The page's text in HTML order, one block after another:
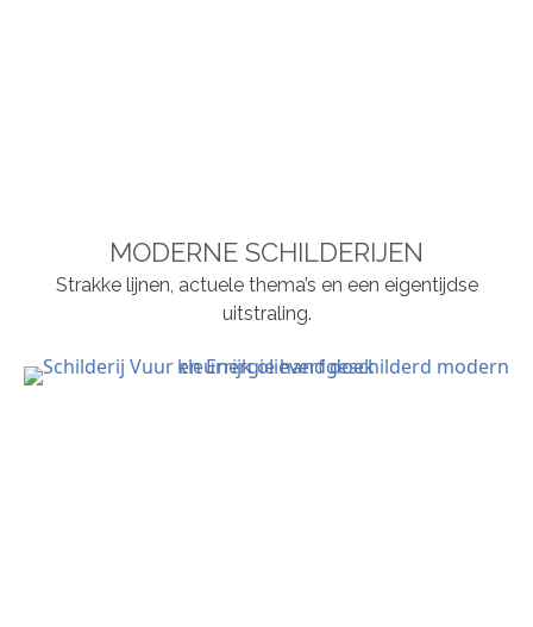
MODERNE SCHILDERIJEN
Strakke lijnen, actuele thema’s en een eigentijdse
uitstraling.